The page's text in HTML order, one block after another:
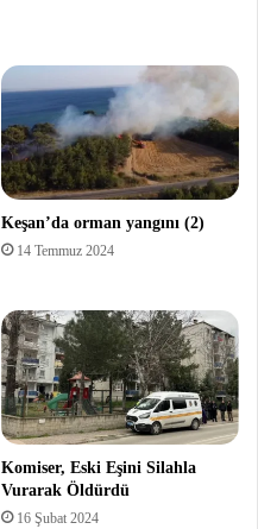
Keşan’da orman yangını (2)
14 Temmuz 2024
Komiser, Eski Eşini Silahla
Vurarak Öldürdü
16 Şubat 2024